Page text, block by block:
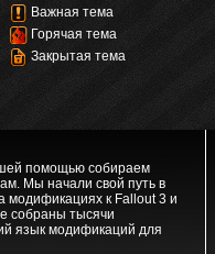
Важная тема
Горячая тема
Закрытая тема
помощью собираем
Мы начали свой путь в
модификациях к Fallout 3 и
собраны тысячи
язык модификаций для